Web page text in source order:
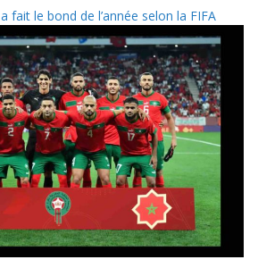
fait le bond de l’année selon la FIFA